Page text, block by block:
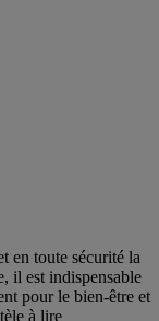
en toute sécurité la
il est indispensable
pour le bien-être et
à lire